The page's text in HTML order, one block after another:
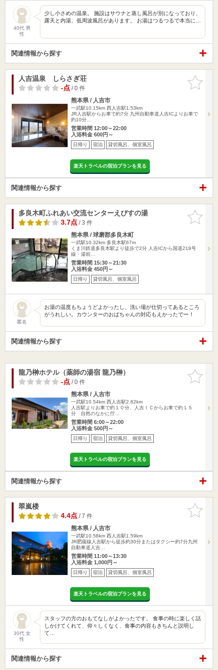
40代 男
性
少し小さめの温泉。 施設はサウナと蒸し風呂が別になっており、
露天と内湯、低周波風呂があります。 お湯はつるつるで本当に…
関連情報から探す
お気に入
りに追加
人吉温泉 しらさぎ荘
-点/ 0 件
熊本県 / 人吉市
一武駅10.15km 西人吉駅1.53km
JR人吉駅からお車で約7分 九州自動車道人吉ICよりお車で
約10分…
営業時間 12:00～22:00
入浴料金 600円～
日帰り 宿泊 貸切風呂、個室風呂
楽天トラベルの宿泊プランを見る
関連情報から探す
お気に入
りに追加
多良木町ふれあい交流センターえびすの湯
3.7点/ 3 件
熊本県 / 球磨郡多良木町
一武駅10.32km 多良木駅67m
くま川鉄道多良木駅より徒歩で2分 人吉ICから国道219号
線・湯前…
営業時間 15:30～21:30
入浴料金 450円～
日帰り 貸切風呂、個室風呂
匿名
お湯の温度もちょうどよかったし、洗い場が仕切ってあるところ
がうれしい。カウンターのおばちゃんの対応もえかったでー！
関連情報から探す
お気に入
りに追加
龍乃榊ホテル（薬師の湯宿 龍乃榊）
-点/ 0 件
熊本県 / 人吉市
一武駅10.54km 西人吉駅2.62km
人吉駅よりお車で約１０分、人吉ＩＣからお車で約１５
分 自然のなかに佇…
営業時間 6:00～22:00
入浴料金 500円～
日帰り 宿泊 貸切風呂、個室風呂
楽天トラベルの宿泊プランを見る
関連情報から探す
お気に入
りに追加
翠嵐楼
4.4点/ 7 件
熊本県 / 人吉市
一武駅10.58km 西人吉駅1.59km
JR肥薩線人吉駅から徒歩約30分またはタクシー約7分九州
自動車道人吉…
営業時間 11:00～13:30
入浴料金 1,000円～
日帰り 宿泊 貸切風呂、個室風呂
楽天トラベルの宿泊プランを見る
30代 女
性
スタッフの方のおもてなしがよかったです。 食事の時に楽しく話
しかけてくれて、仰々しくなく、食事の内容もきちんと説明し
て…
関連情報から探す